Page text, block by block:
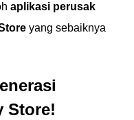
aplikasi perusak
yang sebaiknya
Store!